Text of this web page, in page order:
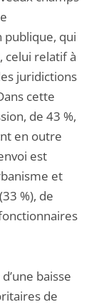
publique, qui
, celui relatif à
juridictions
cette
de 43 %,
en outre
est
et
%), de
baisse
de